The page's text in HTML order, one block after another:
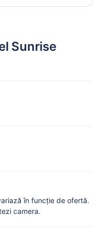
Sunrise
în funcție de ofertă.
camera.